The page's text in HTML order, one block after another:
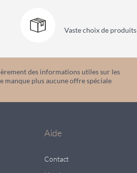
Vaste choixde produits
des informations utiles sur les
manque plus aucune offre spéciale
Aide
Contact